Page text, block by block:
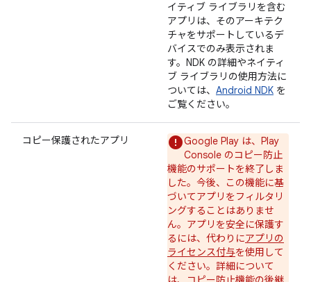
イティブ ライブラリを含む
アプリは、そのアーキテク
チャをサポートしているデ
バイスでのみ表示されま
す。NDK の詳細やネイティ
ブ ライブラリの使用方法に
ついては、 Android NDK を
ご覧ください。
コピー保護されたアプリ
Google Play は、Play
Console のコピー防止
機能のサポートを終了しま
した。今後、この機能に基
づいてアプリをフィルタリ
ングすることはありませ
ん。アプリを安全に保護す
るには、代わりにアプリの
ライセンス付与を使用して
ください。詳細について